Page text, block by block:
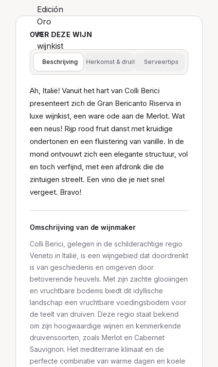
OVER DEZE WIJN
Beschrijving Herkomst & druif Serveertips
Ah, Italië! Vanuit het hart van Colli Berici
presenteert zich de Gran Bericanto Riserva in
luxe wijnkist, een ware ode aan de Merlot. Wat
een neus! Rijp rood fruit danst met kruidige
ondertonen en een fluistering van vanille. In de
mond ontvouwt zich een elegante structuur, vol
en toch verfijnd, met een afdronk die de
zintuigen streelt. Een vino die je niet snel
vergeet. Bravo!
Omschrijving van de wijnmaker
Colli Berici, gelegen in de schilderachtige regio
Veneto in Italië, is een wijngebied dat doordrenkt
is van geschiedenis en omgeven door
betoverende heuvels. Met zijn zachte glooiingen
en vruchtbare bodems biedt dit idyllische
landschap een vruchtbare voedingsbodem voor
de teelt van druiven. Deze regio staat bekend
om zijn hoogwaardige wijnen en kenmerkende
druivensoorten, zoals Merlot en Cabernet
Sauvignon. Het mediterrane klimaat en de
perfecte combinatie van warme dagen en koele